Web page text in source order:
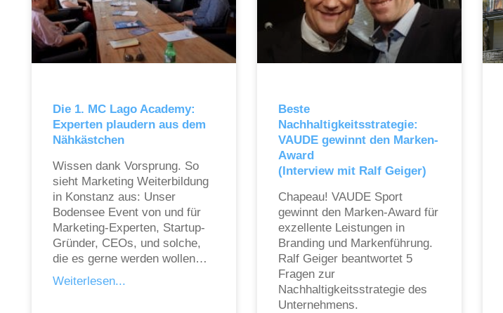
Die 1. MC Lago Academy:
Experten plaudern aus dem
Nähkästchen
Wissen dank Vorsprung. So
sieht Marketing Weiterbildung
in Konstanz aus: Unser
Bodensee Event von und für
Marketing-Experten, Startup-
Gründer, CEOs, und solche,
die es gerne werden wollen…
Weiterlesen...
Beste
Nachhaltigkeitsstrategie:
VAUDE gewinnt den Marken-
Award
(Interview mit Ralf Geiger)
Chapeau! VAUDE Sport
gewinnt den Marken-Award für
exzellente Leistungen in
Branding und Markenführung.
Ralf Geiger beantwortet 5
Fragen zur
Nachhaltigkeitsstrategie des
Unternehmens.